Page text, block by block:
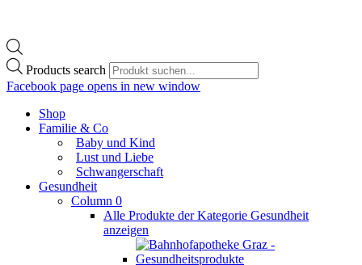
Products search
Facebook page opens in new window
Shop
Familie & Co
Baby und Kind
Lust und Liebe
Schwangerschaft
Gesundheit
Column 0
Alle Produkte der Kategorie Gesundheit
anzeigen